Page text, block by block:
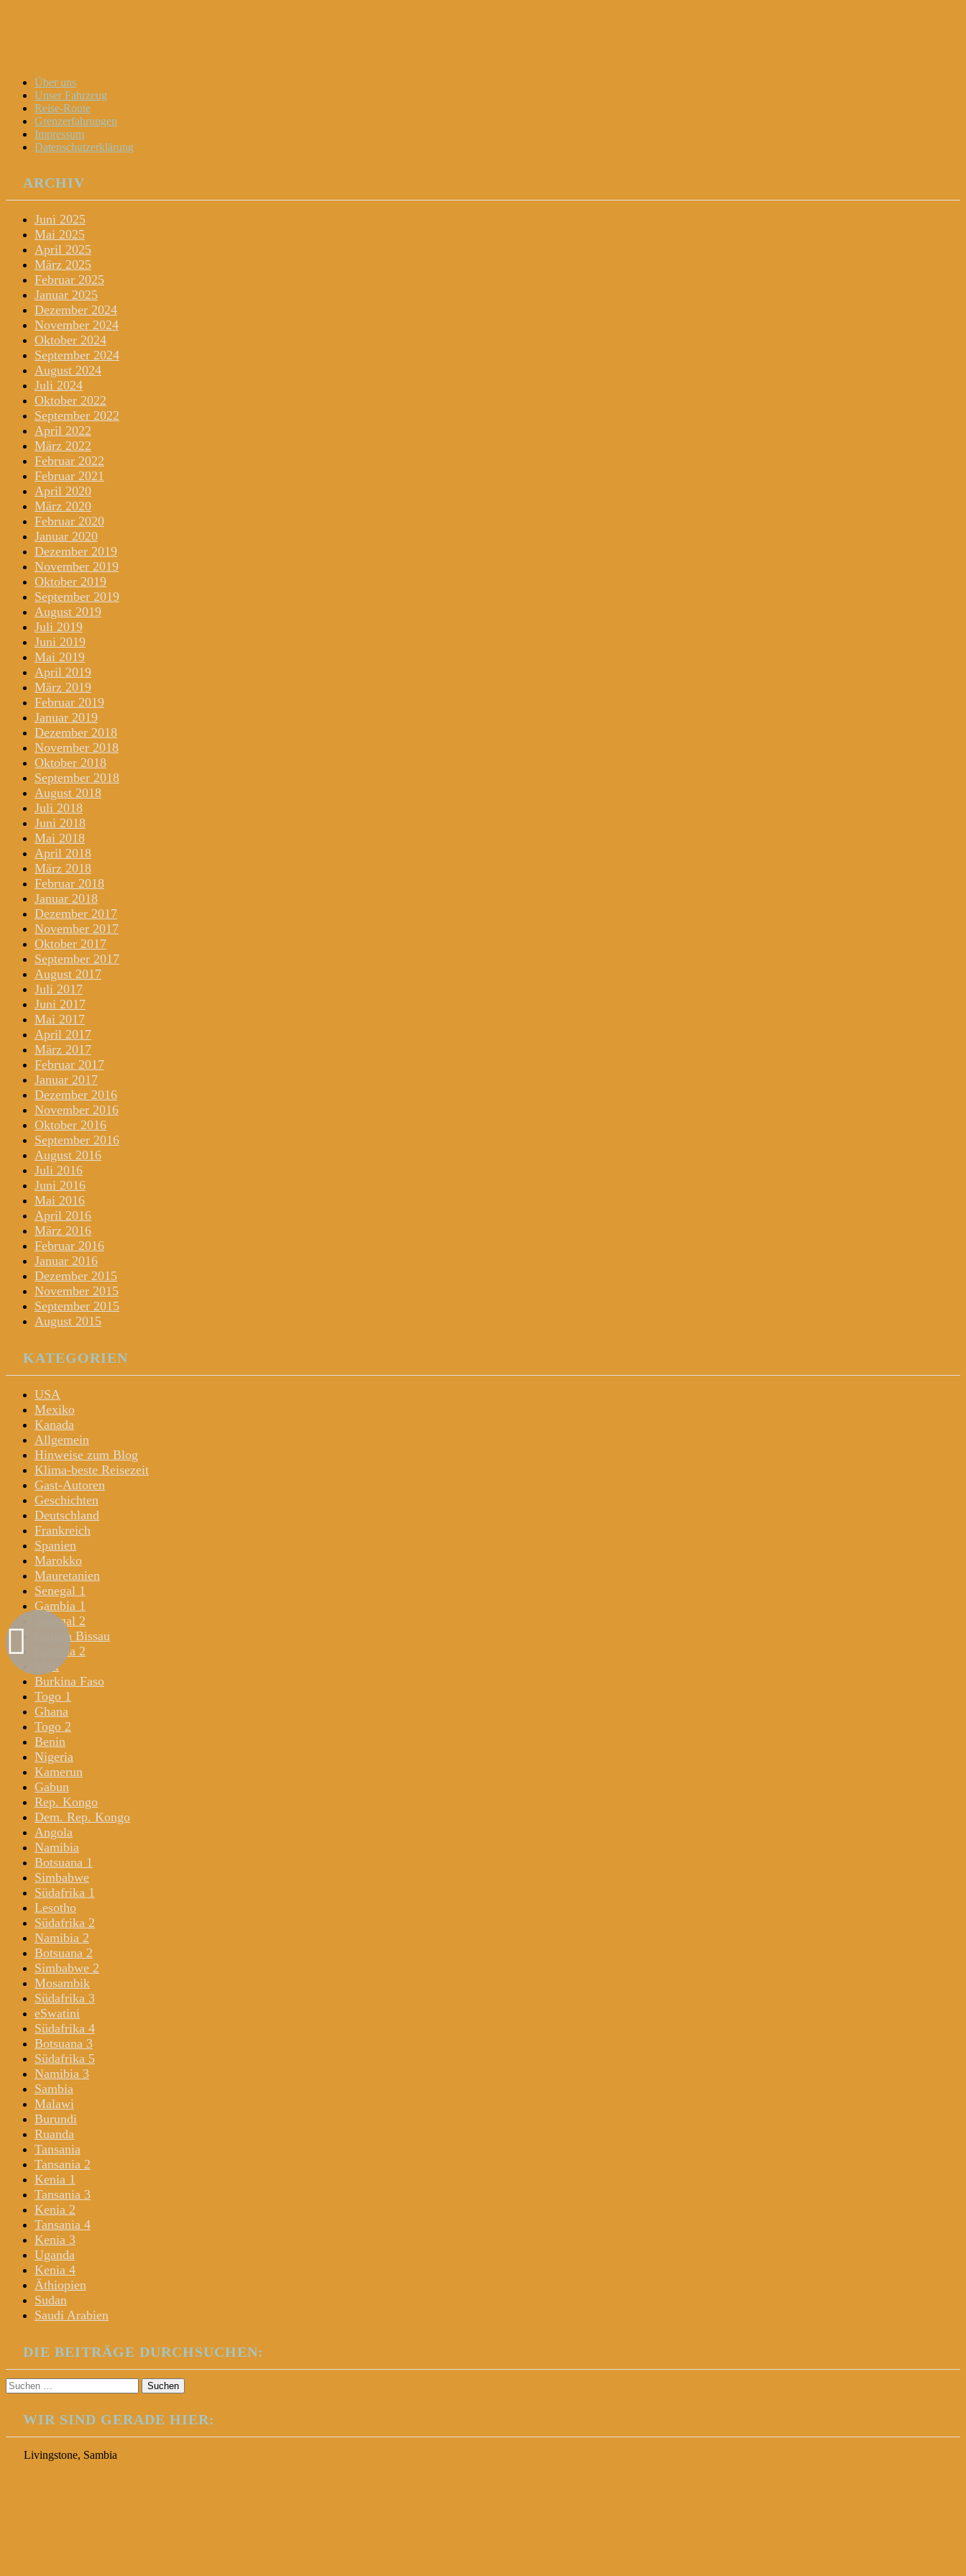
Menu
Widgets
Search
Skip
content
Über uns
Unser Fahrzeug
Reise-Route
Grenzerfahrungen
Impressum
Datenschutzerklärung
ARCHIV
Juni 2025
Mai 2025
April 2025
März 2025
Februar 2025
Januar 2025
Dezember 2024
November 2024
Oktober 2024
September 2024
August 2024
Juli 2024
Oktober 2022
September 2022
April 2022
März 2022
Februar 2022
Februar 2021
April 2020
März 2020
Februar 2020
Januar 2020
Dezember 2019
November 2019
Oktober 2019
September 2019
August 2019
Juli 2019
Juni 2019
Mai 2019
April 2019
März 2019
Februar 2019
Januar 2019
Dezember 2018
November 2018
Oktober 2018
September 2018
August 2018
Juli 2018
Juni 2018
Mai 2018
April 2018
März 2018
Februar 2018
Januar 2018
Dezember 2017
November 2017
Oktober 2017
September 2017
August 2017
Juli 2017
Juni 2017
Mai 2017
April 2017
März 2017
Februar 2017
Januar 2017
Dezember 2016
November 2016
Oktober 2016
September 2016
August 2016
Juli 2016
Juni 2016
Mai 2016
April 2016
März 2016
Februar 2016
Januar 2016
Dezember 2015
November 2015
September 2015
August 2015
KATEGORIEN
USA
Mexiko
Kanada
Allgemein
Hinweise zum Blog
Klima-beste Reisezeit
Gast-Autoren
Geschichten
Deutschland
Frankreich
Spanien
Marokko
Mauretanien
Senegal 1
Gambia 1
Senegal 2
Guinea Bissau
Gambia 2
Mali
Burkina Faso
Togo 1
Ghana
Togo 2
Benin
Nigeria
Kamerun
Gabun
Rep. Kongo
Dem. Rep. Kongo
Angola
Namibia
Botsuana 1
Simbabwe
Südafrika 1
Lesotho
Südafrika 2
Namibia 2
Botsuana 2
Simbabwe 2
Mosambik
Südafrika 3
eSwatini
Südafrika 4
Botsuana 3
Südafrika 5
Namibia 3
Sambia
Malawi
Burundi
Ruanda
Tansania
Tansania 2
Kenia 1
Tansania 3
Kenia 2
Tansania 4
Kenia 3
Uganda
Kenia 4
Äthiopien
Sudan
Saudi Arabien
DIE BEITRÄGE DURCHSUCHEN:
Suchen
nach:
WIR SIND GERADE HIER:
Livingstone, Sambia